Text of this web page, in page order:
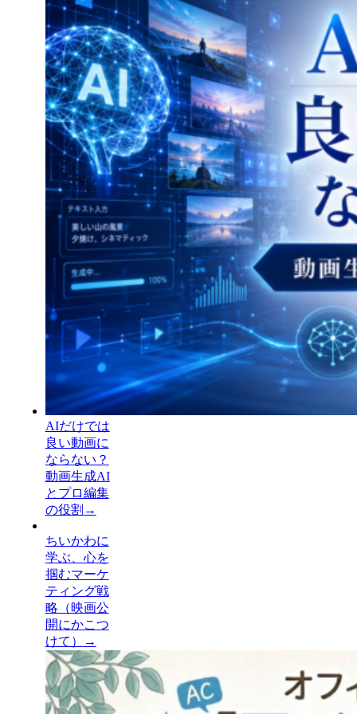
AIだけでは
良い動画に
ならない？
動画生成AI
とプロ編集
の役割 →
ちいかわに
学ぶ、心を
掴むマーケ
ティング戦
略（映画公
開にかこつ
けて）
→